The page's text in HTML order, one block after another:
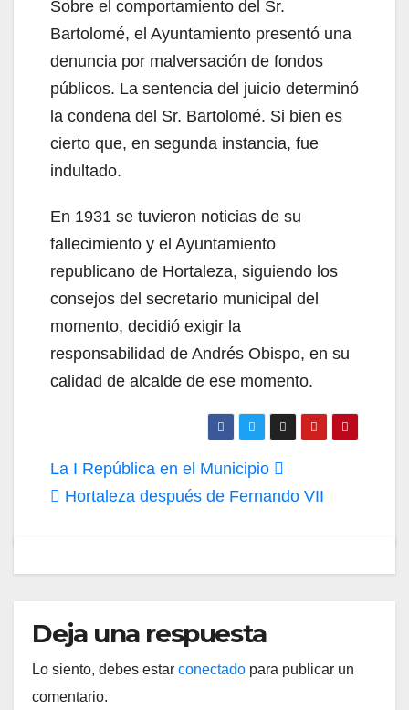
Sobre el comportamiento del Sr.
Bartolomé, el Ayuntamiento presentó una
denuncia por malversación de fondos
públicos. La sentencia del juicio determinó
la condena del Sr. Bartolomé. Si bien es
cierto que, en segunda instancia, fue
indultado.
En 1931 se tuvieron noticias de su
fallecimiento y el Ayuntamiento
republicano de Hortaleza, siguiendo los
consejos del secretario municipal del
momento, decidió exigir la
responsabilidad de Andrés Obispo, en su
calidad de alcalde de ese momento.
Navegación
de
La I República en el Municipio
Hortaleza después de Fernando VII
Deja una respuesta
Lo siento, debes estar conectado para publicar un
comentario.